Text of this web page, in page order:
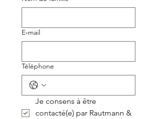
E‑mail
Téléphone
Je consens à être
contacté(e) par Rautmann &